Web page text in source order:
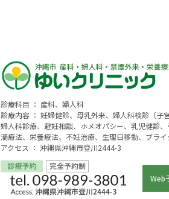
診療科目 ： 産科、婦人科
診療内容 ： 妊婦健診、母乳外来、婦人科検診（子
婦人科診療、避妊相談、ホメオパシー、乳児健診
滴療法、栄養療法、不妊治療、生理日移動、ブラ
アクセス ： 沖縄県沖縄市登川2444-3
Web